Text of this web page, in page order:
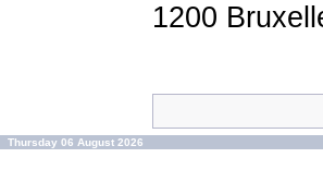
1200
Thursday 06 August 2026